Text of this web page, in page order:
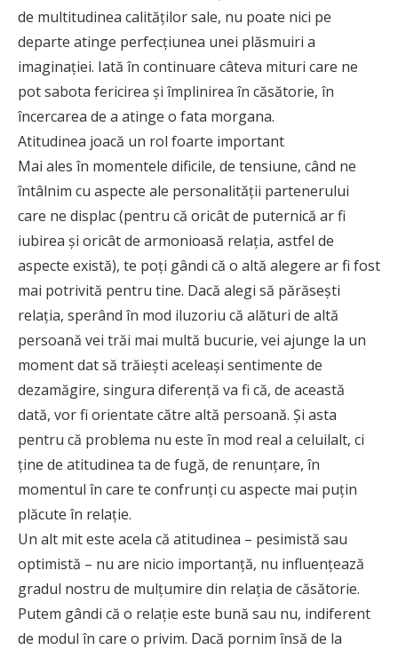
de multitudinea calităţilor sale, nu poate nici pe
departe atinge perfecţiunea unei plăsmuiri a
imaginaţiei. Iată în continuare câteva mituri care ne
pot sabota fericirea şi împlinirea în căsătorie, în
încercarea de a atinge o fata morgana.
Atitudinea joacă un rol foarte important
Mai ales în momentele dificile, de tensiune, când ne
întâlnim cu aspecte ale personalităţii partenerului
care ne displac (pentru că oricât de puternică ar fi
iubirea şi oricât de armonioasă relaţia, astfel de
aspecte există), te poţi gândi că o altă alegere ar fi fost
mai potrivită pentru tine. Dacă alegi să părăseşti
relaţia, sperând în mod iluzoriu că alături de altă
persoană vei trăi mai multă bucurie, vei ajunge la un
moment dat să trăieşti aceleaşi sentimente de
dezamăgire, singura diferenţă va fi că, de această
dată, vor fi orientate către altă persoană. Şi asta
pentru că problema nu este în mod real a celuilalt, ci
ţine de atitudinea ta de fugă, de renunţare, în
momentul în care te confrunţi cu aspecte mai puţin
plăcute în relaţie.
Un alt mit este acela că atitudinea – pesimistă sau
optimistă – nu are nicio importanţă, nu influenţează
gradul nostru de mulţumire din relaţia de căsătorie.
Putem gândi că o relaţie este bună sau nu, indiferent
de modul în care o privim. Dacă pornim însă de la